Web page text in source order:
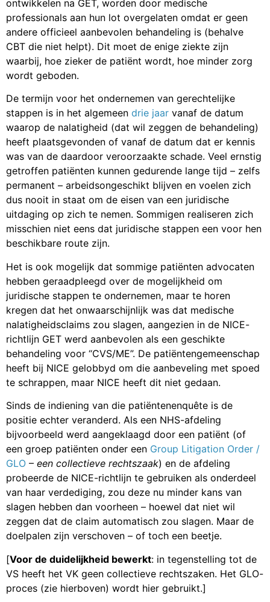
ontwikkelen na GET, worden door medische
professionals aan hun lot overgelaten omdat er geen
andere officieel aanbevolen behandeling is (behalve
CBT die niet helpt). Dit moet de enige ziekte zijn
waarbij, hoe zieker de patiënt wordt, hoe minder zorg
wordt geboden.
De termijn voor het ondernemen van gerechtelijke
stappen is in het algemeen drie jaar vanaf de datum
waarop de nalatigheid (dat wil zeggen de behandeling)
heeft plaatsgevonden of vanaf de datum dat er kennis
was van de daardoor veroorzaakte schade. Veel ernstig
getroffen patiënten kunnen gedurende lange tijd – zelfs
permanent – arbeidsongeschikt blijven en voelen zich
dus nooit in staat om de eisen van een juridische
uitdaging op zich te nemen. Sommigen realiseren zich
misschien niet eens dat juridische stappen een voor hen
beschikbare route zijn.
Het is ook mogelijk dat sommige patiënten advocaten
hebben geraadpleegd over de mogelijkheid om
juridische stappen te ondernemen, maar te horen
kregen dat het onwaarschijnlijk was dat medische
nalatigheidsclaims zou slagen, aangezien in de NICE-
richtlijn GET werd aanbevolen als een geschikte
behandeling voor “CVS/ME”. De patiëntengemeenschap
heeft bij NICE gelobbyd om die aanbeveling met spoed
te schrappen, maar NICE heeft dit niet gedaan.
Sinds de indiening van die patiëntenenquête is de
positie echter veranderd. Als een NHS-afdeling
bijvoorbeeld werd aangeklaagd door een patiënt (of
een groep patiënten onder een Group Litigation Order /
GLO – een collectieve rechtszaak) en de afdeling
probeerde de NICE-richtlijn te gebruiken als onderdeel
van haar verdediging, zou deze nu minder kans van
slagen hebben dan voorheen – hoewel dat niet wil
zeggen dat de claim automatisch zou slagen. Maar de
doelpalen zijn verschoven – of toch een beetje.
[Voor de duidelijkheid bewerkt: in tegenstelling tot de
VS heeft het VK geen collectieve rechtszaken. Het GLO-
proces (zie hierboven) wordt hier gebruikt.]